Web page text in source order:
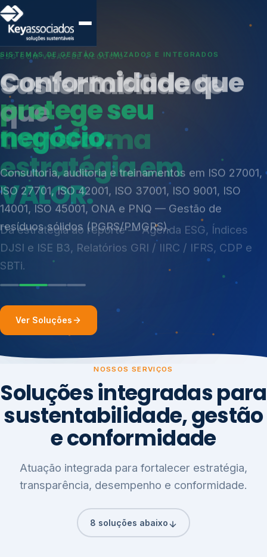
SISTEMAS DE GESTÃO OTIMIZADOS E INTEGRADOS
Conformidade que
protege seu
negócio.
Consultoria, auditoria e treinamentos em ISO 27001,
ISO 27701, ISO 42001, ISO 37001, ISO 9001, ISO
14001, ISO 45001, ONA e PNQ — Gestão de
resíduos sólidos (PGRS/PMGRS).
Índices de Mercado
Mudanças Climáticas
Reputação e Cadeia
Reporte Regulatório
Ver Soluções
NOSSOS SERVIÇOS
Soluções integradas para
sustentabilidade, gestão
e conformidade
Atuação integrada para fortalecer estratégia,
transparência, desempenho e conformidade.
8 soluções abaixo